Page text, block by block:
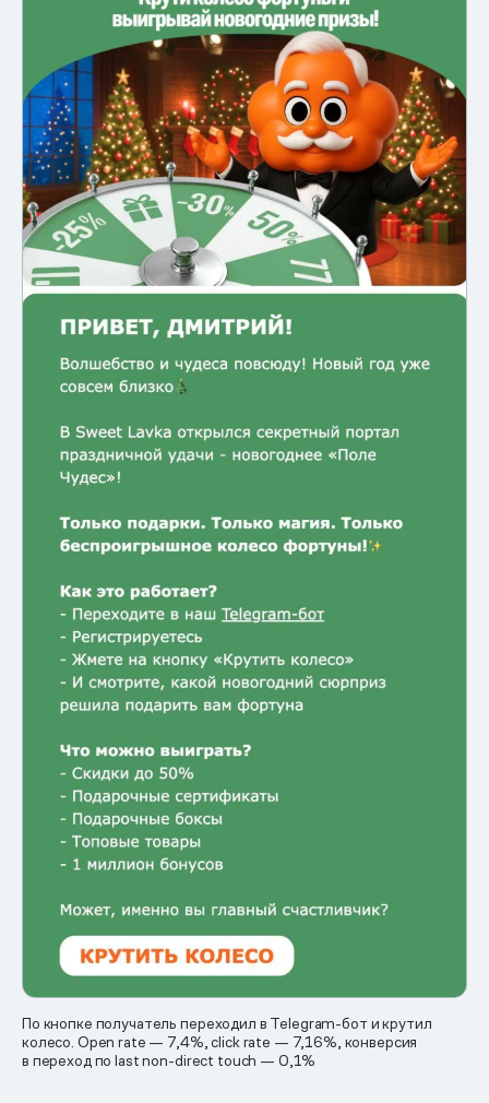
По кнопке получатель переходил в Telegram-бот и крутил
колесо. Open rate — 7,4%, click rate — 7,16%, конверсия
в переход по last non-direct touch — 0,1%